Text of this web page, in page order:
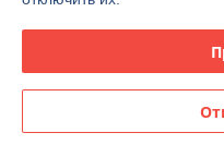
Регистрационный номер ЕГР:
Регистрационный орган:
Дата регистрации компании: